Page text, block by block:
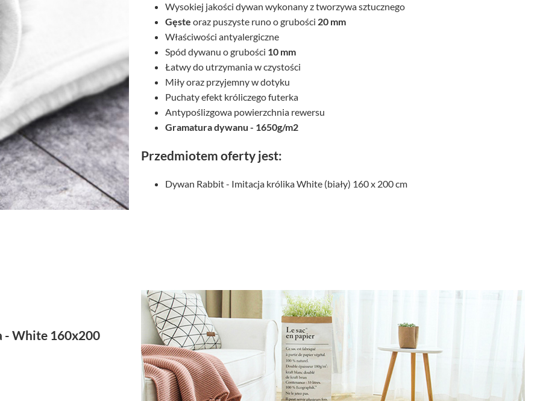
Wysokiej jakości dywan wykonany z tworzywa sztucznego
Gęste oraz puszyste runo o grubości 20 mm
Właściwości antyalergiczne
Spód dywanu o grubości 10 mm
Łatwy do utrzymania w czystości
Miły oraz przyjemny w dotyku
Puchaty efekt króliczego futerka
Antypoślizgowa powierzchnia rewersu
Gramatura dywanu - 1650g/m2
Przedmiotem oferty jest:
Dywan Rabbit - Imitacja królika White (biały) 160 x 200 cm
- White 160x200